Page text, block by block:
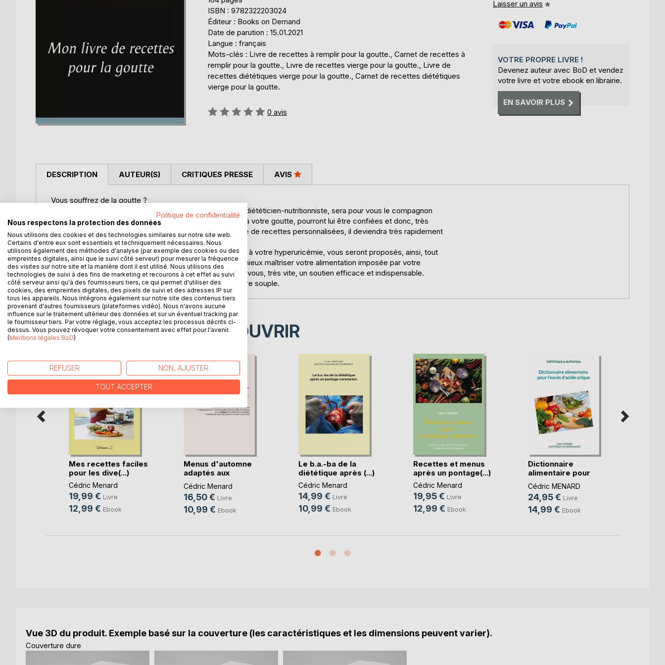
ISBN : 9782322203024
Éditeur : Books on Demand
Date de parution : 15.01.2021
Langue : français
Mots-clés : Livre de recettes à remplir pour la goutte., Carnet de recettes à
remplir pour la goutte., Livre de recettes vierge pour la goutte., Livre de
recettes diététiques vierge pour la goutte., Carnet de recettes diététiques
vierge pour la goutte.
Évaluation:
0 avis
Laisser un avis
VOTRE PROPRE LIVRE !
Devenez auteur avec BoD et vendez
votre livre et votre ebook en librairie.
EN SAVOIR PLUS
DESCRIPTION
Vous souffrez de la goutte ?
Ce livre de recettes vierge, élaboré par Cédric MENARD diététicien-nutritionniste, sera pour vous le compagnon
idéal ! En effet, toutes vos créations culinaires, adaptées à votre goutte, pourront lui être confiées et donc, très
faciles à cuisiner à nouveau et à volonté. Comme tout livre de recettes personnalisées, il deviendra très rapidement
un compagnon diététique précieux.
De nombreux conseils nutritionnels, parfaitement adaptés à votre hyperuricémie, vous seront proposés, ainsi, tout
en prenant la plume, vous apprendrez très rapidement à mieux maîtriser votre alimentation imposée par votre
pathologie ; bref, ce manuscrit diététique deviendra, pour vous, très vite, un soutien efficace et indispensable.
Cet ouvrage est également disponible avec une couverture souple.
AUTEUR(S) CRITIQUES PRESSE AVIS
D’AUTRES TITRES À DÉCOUVRIR
Mes recettes faciles
pour les dive(...)
Cédric Menard
19,99 € Livre
12,99 € Ebook
Menus d'automne
adaptés aux
règles(...)
Cédric Menard
16,50 € Livre
10,99 € Ebook
Le b.a.-ba de la
diététique après (...)
Cédric Menard
14,99 € Livre
10,99 € Ebook
Recettes et menus
après un pontage(...)
Cédric Menard
19,95 € Livre
12,99 € Ebook
Dictionnaire
alimentaire pour
l'ex(...)
Cédric MENARD
24,95 € Livre
14,99 € Ebook
Vue 3D du produit. Exemple basé sur la couverture (les caractéristiques et les dimensions peuvent varier).
Couverture dure
Politique de confidentialité
Nous respectons la protection des données
Nous utilisons des cookies et des technologies similaires sur notre site web.
Certains d'entre eux sont essentiels et techniquement nécessaires. Nous
utilisons également des méthodes d'analyse (par exemple des cookies ou des
empreintes digitales, ainsi que le suivi côté serveur) pour mesurer la fréquence
des visites sur notre site et la manière dont il est utilisé. Nous utilisons des
technologies de suivi à des fins de marketing et recourons à cet effet au suivi
côté serveur ainsi qu'à des fournisseurs tiers, ce qui permet d'utiliser des
cookies, des empreintes digitales, des pixels de suivi et des adresses IP sur
tous les appareils. Nous intégrons également sur notre site des contenus tiers
provenant d'autres fournisseurs (plateformes vidéo). Nous n'avons aucune
influence sur le traitement ultérieur des données et sur un éventuel tracking par
le fournisseur tiers. Par votre réglage, vous acceptez les processus décrits ci-
dessus. Vous pouvez révoquer votre consentement avec effet pour l'avenir.
(Mentions légales BoD)
REFUSER NON, AJUSTER
TOUT ACCEPTER